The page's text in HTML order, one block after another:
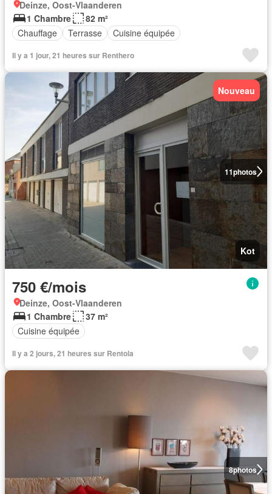
Deinze, Oost-Vlaanderen
1 Chambre
82 m²
Chauffage
Terrasse Cuisine équipée
Il y a 1 jour, 21 heures sur Renthero
11photos
Nouveau
Kot
750 €/mois
Deinze, Oost-Vlaanderen
1 Chambre
37 m²
Cuisine équipée
Il y a 2 jours, 21 heures sur Rentola
8photos